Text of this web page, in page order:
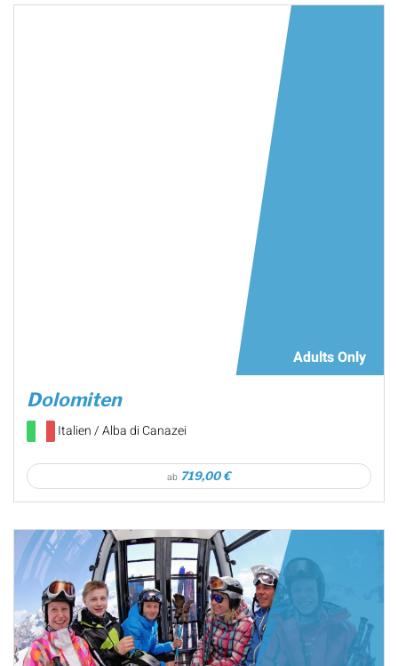
Adults Only
Dolomiten
Italien / Alba di Canazei
ab 719,00 €